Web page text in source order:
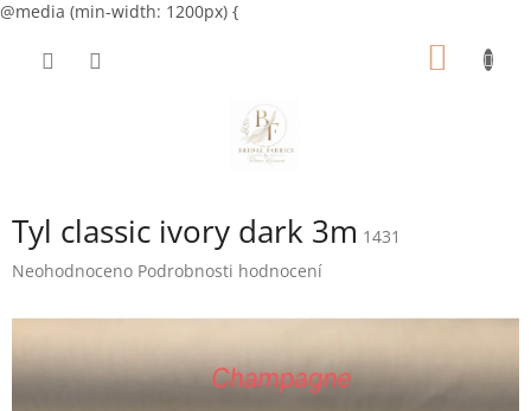
@media (min-width: 1200px) {
Tyl classic ivory dark 3m 1431
Průměrné
produktu
0,0
z
Neohodnoceno Podrobnosti hodnocení